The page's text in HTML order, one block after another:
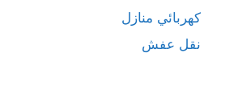
كهربائي منازل
نقل عفش